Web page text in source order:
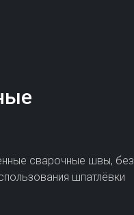
сварочные швы, без
шпатлёвки